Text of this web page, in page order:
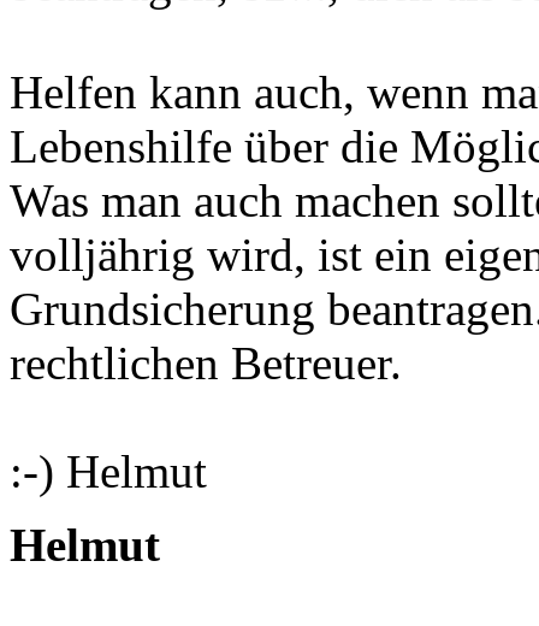
Helfen kann auch, wenn
Lebenshilfe über die
Was man auch machen
volljährig wird, ist ein
Grundsicherung
rechtlichen Betreuer.
:-) Helmut
Helmut